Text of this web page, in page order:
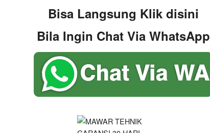
Bisa Langsung Klik disini
Bila Ingin Chat Via WhatsApp